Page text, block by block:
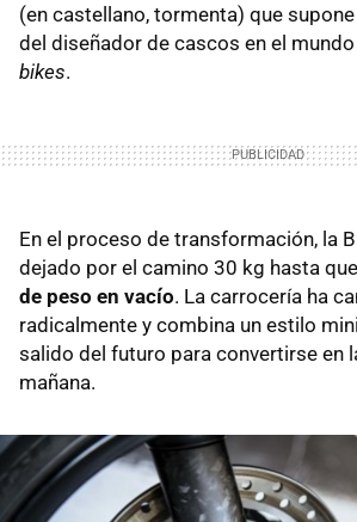
(en castellano, tormenta) que
del diseñador de cascos en el
bikes.
En el proceso de transformación, la
dejado por el camino 30 kg hasta
de peso en vacío. La carrocería ha
radicalmente y combina un estilo
salido del futuro para convertirse en
mañana.